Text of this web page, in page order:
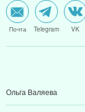
Почта Telegram VK
Ольга Валяева